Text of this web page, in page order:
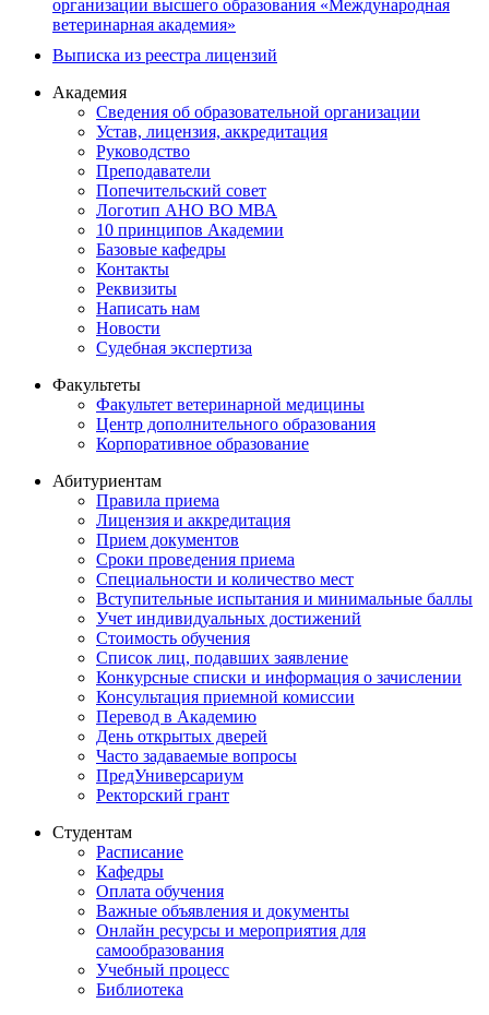
организации высшего образования «Международная
ветеринарная академия»
Выписка из реестра лицензий
Академия
Сведения об образовательной организации
Устав, лицензия, аккредитация
Руководство
Преподаватели
Попечительский совет
Логотип АНО ВО МВА
10 принципов Академии
Базовые кафедры
Контакты
Реквизиты
Написать нам
Новости
Судебная экспертиза
Факультеты
Факультет ветеринарной медицины
Центр дополнительного образования
Корпоративное образование
Абитуриентам
Правила приема
Лицензия и аккредитация
Прием документов
Сроки проведения приема
Специальности и количество мест
Вступительные испытания и минимальные баллы
Учет индивидуальных достижений
Стоимость обучения
Список лиц, подавших заявление
Конкурсные списки и информация о зачислении
Консультация приемной комиссии
Перевод в Академию
День открытых дверей
Часто задаваемые вопросы
ПредУниверсариум
Ректорский грант
Студентам
Расписание
Кафедры
Оплата обучения
Важные объявления и документы
Онлайн ресурсы и мероприятия для
самообразования
Учебный процесс
Библиотека